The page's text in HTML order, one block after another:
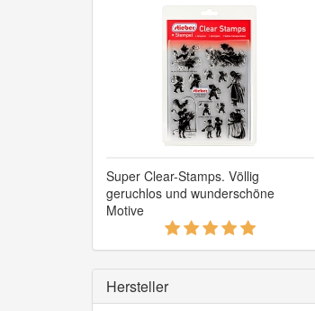
Super Clear-Stamps. Völlig
geruchlos und wunderschöne
Motive
5
Hersteller